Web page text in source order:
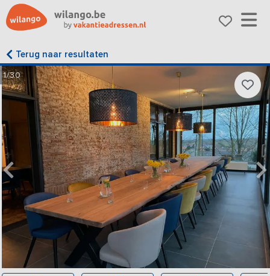
Terug naar resultaten
1/30